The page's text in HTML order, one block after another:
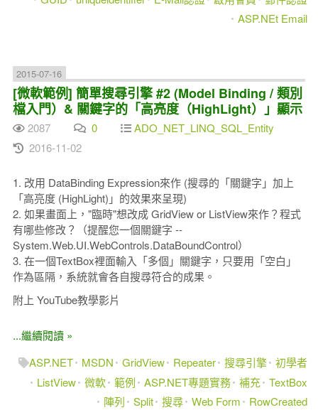
ASP.NEt Email
2015-07-16
[微軟範例] 簡單搜尋引擎 #2 (Model Binding / 類別
檔入門）& 關鍵字的「高亮度（HighLight）」顯示
2087 0
ADO_NET_LINQ_SQL_Entity
2016-11-02
1. 改用 DataBinding Expression來作 (搜尋的「關鍵字」加上
「高亮度 (HighLight)」的效果來呈現)
2. 如果畫面上，"臨時"想改成 GridView or ListView來作？程式
有哪些修改？（提醒您一個關鍵字 --
System.Web.UI.WebControls.DataBoundControl）
3. 在一個TextBox裡面輸入「多個」關鍵字，只要用「空白」
作為區隔，系統就會各自搜尋符合的成果。
附上 YouTube教學影片
...繼續閱讀 »
ASP.NET
MSDN GridView Repeater 搜尋引擎 初學者
ListView 微軟 範例 ASP.NET專題實務 補充 TextBox
陣列
Split 搜尋 Web Form
RowCreated